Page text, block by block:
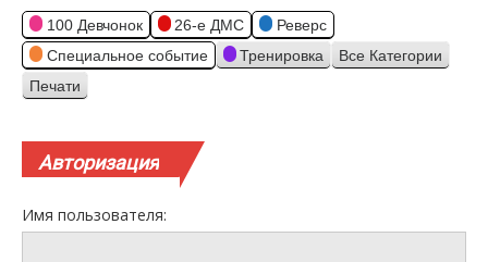
100 Девчонок 26-е ДМС
Реверс
Специальное событие
Тренировка Все Категории
Просмотр
Печати
Авторизация
Имя пользователя: